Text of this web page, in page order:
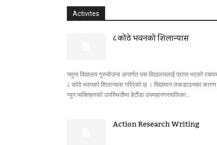
Activites
८ कोठे भवनको शिलान्यास
नमुना विद्यालय गुरुयोजना अन्तर्गत यस विद्यालयलाई प्राप्त भएको
८ कोठे भवनको शिलान्यास गरिएको छ । विद्यामान लकडाउनका कारण
न्युन व्यक्तिहरुको उपस्थितीमा हेटौंडा उपमहानगरपालिका...
Action Research Writing